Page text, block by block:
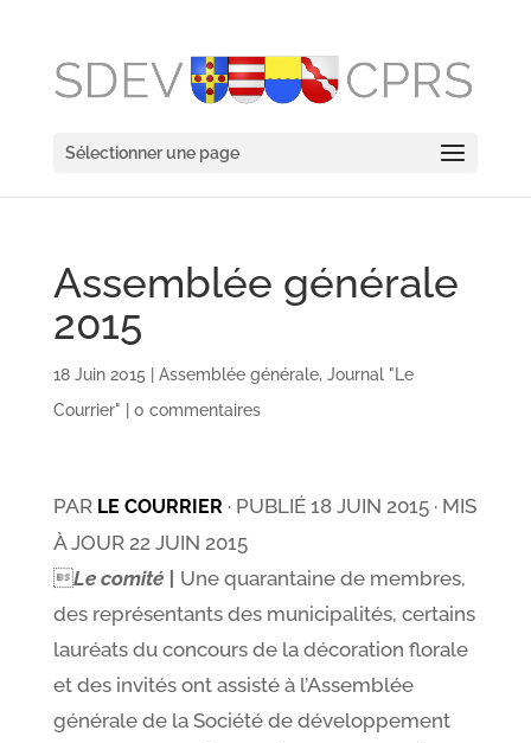
Sélectionner une page
Assemblée générale
2015
18 Juin 2015 Assemblée générale, Journal "Le
Courrier"
0 commentaires
PAR LE COURRIER · PUBLIÉ 18 JUIN 2015· MIS
À JOUR 22 JUIN 2015
Le comité |
Une quarantaine de membres,
des représentants des municipalités, certains
lauréats du concours de la décoration florale
et des invités ont assisté à l’Assemblée
générale de la Société de développement